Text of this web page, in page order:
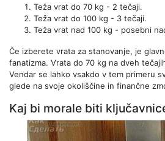
Teža vrat do 70 kg - 2 tečaji.
Teža vrat do 100 kg - 3 tečaji.
Teža vrat nad 100 kg - posebni
Če izberete vrata za stanovanje, je
fanatizma. Vrata do 70 kg na dveh
Vendar se lahko vsakdo v tem primeru
glede na svoje okoliščine in finančne
Kaj bi morale biti